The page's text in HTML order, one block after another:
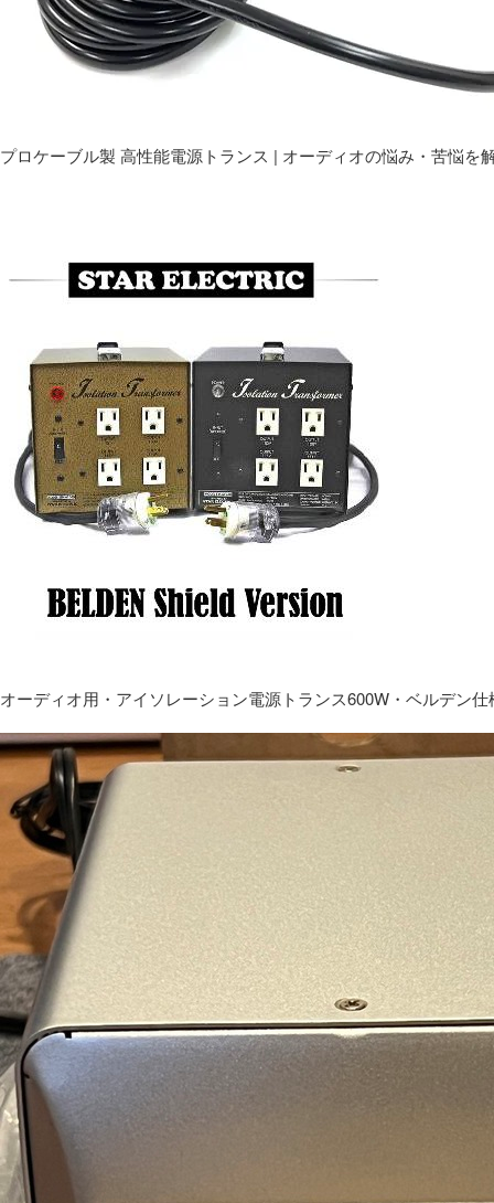
プロケーブル製 高性能電源トランス | オーディオの悩み・苦悩を
オーディオ用・アイソレーション電源トランス600W・ベルデン仕